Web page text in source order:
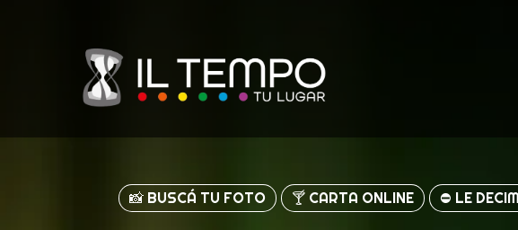
📸 BUSCÁ TU FOTO 🍸 CARTA ONLINE ⛔️ LE